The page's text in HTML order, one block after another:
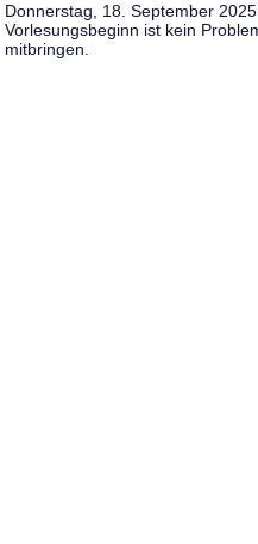
Donnerstag, 18. September
Vorlesungsbeginn ist kein
mitbringen.